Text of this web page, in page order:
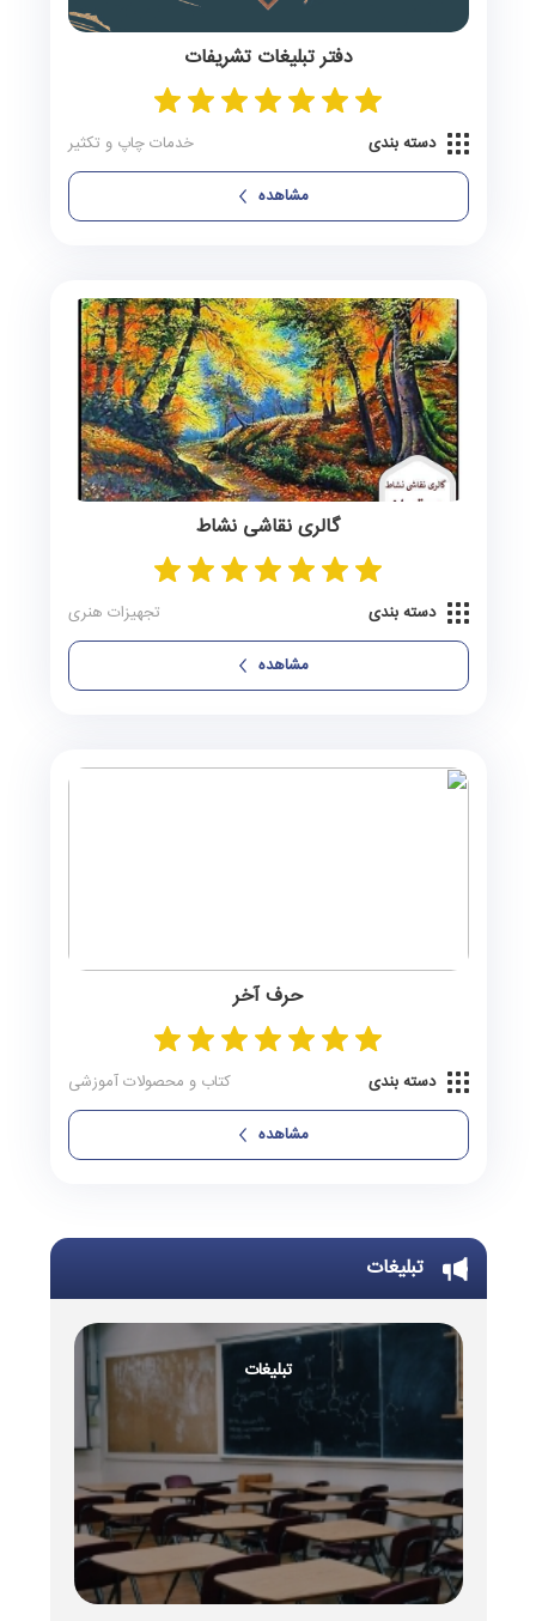
دفتر تبلیغات تشریفات
دسته بندی
خدمات چاپ و تکثیر
مشاهده
گالری نقاشی نشاط
دسته بندی
تجهیزات هنری
مشاهده
حرف آخر
دسته بندی
کتاب و محصولات آموزشی
مشاهده
تبلیغات
تبلیغات